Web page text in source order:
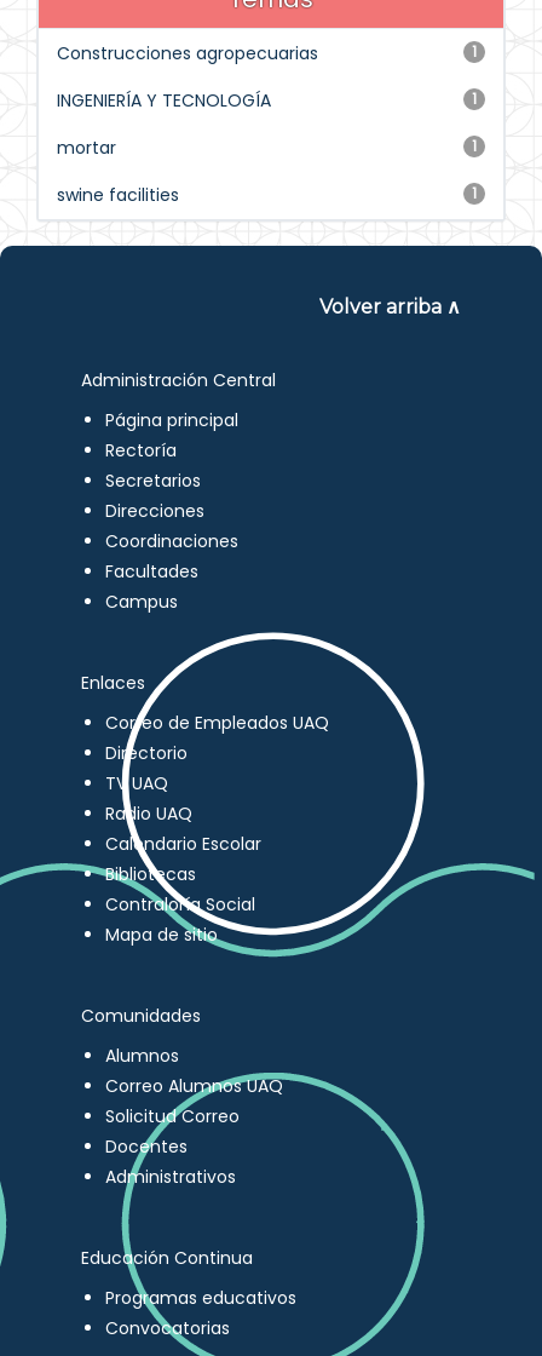
1
Construcciones agropecuarias
1
INGENIERÍA Y TECNOLOGÍA
1
mortar
1
swine facilities
Volver arriba ∧
Administración Central
Página principal
Rectoría
Secretarios
Direcciones
Coordinaciones
Facultades
Campus
Enlaces
Correo de Empleados UAQ
Directorio
TV UAQ
Radio UAQ
Calendario Escolar
Bibliotecas
Contraloría Social
Mapa de sitio
Comunidades
Alumnos
Correo Alumnos UAQ
Solicitud Correo
Docentes
Administrativos
Educación Continua
Programas educativos
Convocatorias